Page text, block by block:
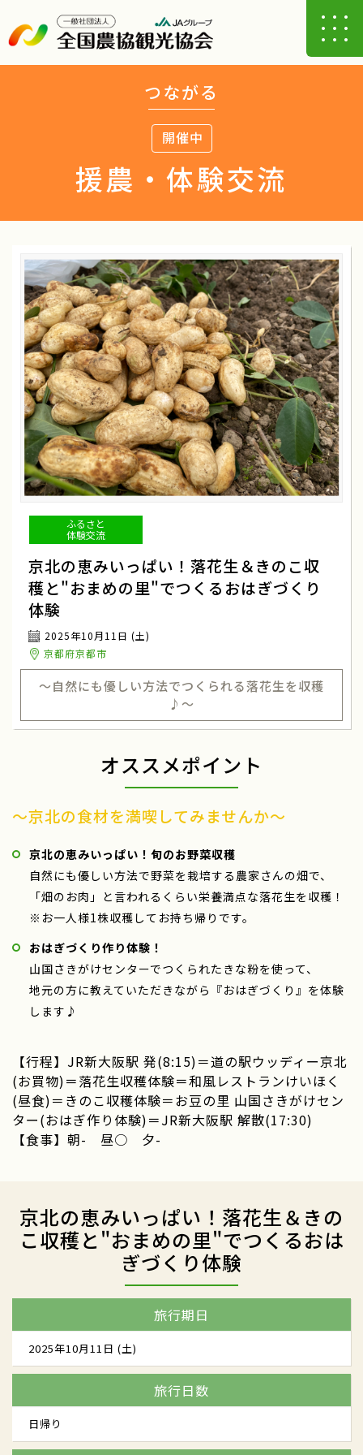
つながる
開催中
援農・体験交流
ふるさと
体験交流
京北の恵みいっぱい！落花生＆きのこ収
穫と"おまめの里"でつくるおはぎづくり
体験
2025年10月11日 (土)
京都府京都市
～自然にも優しい方法でつくられる落花生を収穫
♪～
オススメポイント
～京北の食材を満喫してみませんか～
京北の恵みいっぱい！旬のお野菜収穫
自然にも優しい方法で野菜を栽培する農家さんの畑で、
「畑のお肉」と言われるくらい栄養満点な落花生を収穫！
※お一人様1株収穫してお持ち帰りです。
おはぎづくり作り体験！
山国さきがけセンターでつくられたきな粉を使って、
地元の方に教えていただきながら『おはぎづくり』を体験
します♪
【行程】JR新大阪駅 発(8:15)＝道の駅ウッディー京北
(お買物)＝落花生収穫体験＝和風レストランけいほく
(昼食)＝きのこ収穫体験＝お豆の里 山国さきがけセン
ター(おはぎ作り体験)＝JR新大阪駅 解散(17:30)
【食事】朝- 昼○ 夕-
京北の恵みいっぱい！落花生＆きの
こ収穫と"おまめの里"でつくるおは
ぎづくり体験
旅行期日
2025年10月11日 (土)
旅行日数
日帰り